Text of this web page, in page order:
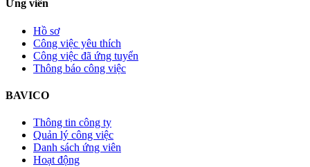
Ứng viên
Hồ sơ
Công việc yêu thích
Công việc đã ứng tuyển
Thông báo công việc
BAVICO
Thông tin công ty
Quản lý công việc
Danh sách ứng viên
Hoạt động